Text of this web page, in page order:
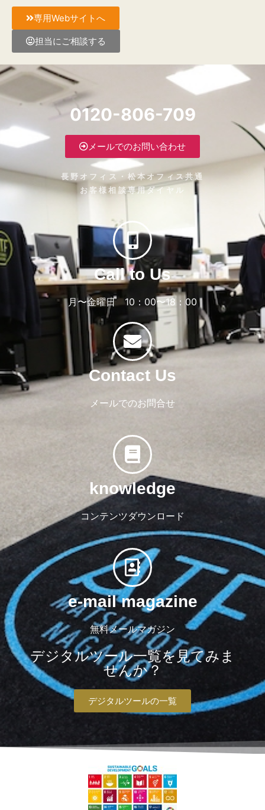
専用Webサイトへ
担当にご相談する
0120-806-709
メールでのお問い合わせ
長野オフィス・松本オフィス共通
お客様相談専用ダイヤル
Call to Us
月〜金曜日 10：00〜18：00
Contact Us
メールでのお問合せ
knowledge
コンテンツダウンロード
e-mail magazine
無料メールマガジン
デジタルツール一覧を見てみま
せんか？
デジタルツールの一覧